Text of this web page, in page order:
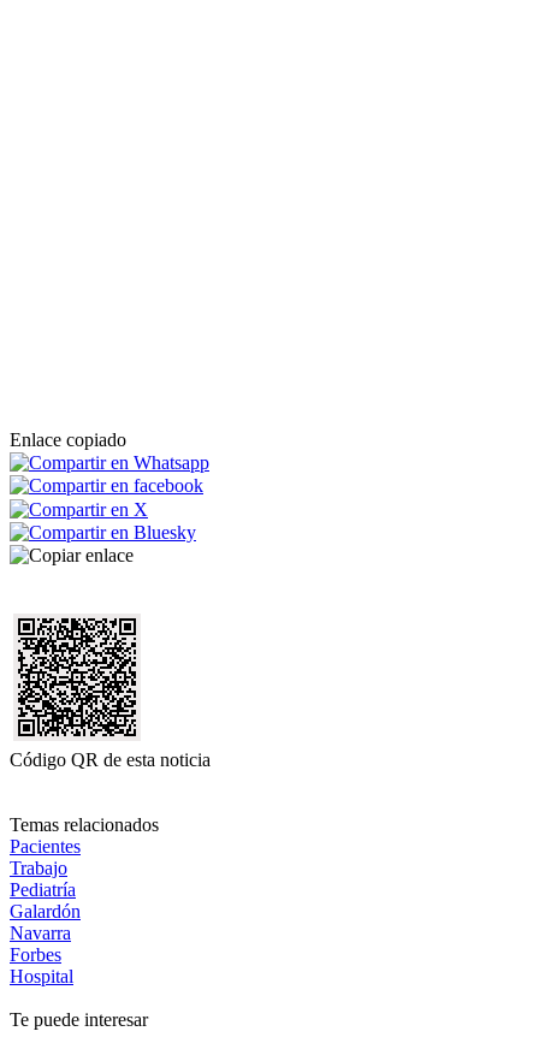
Enlace copiado
Código QR de esta noticia
Temas relacionados
Pacientes
Trabajo
Pediatría
Galardón
Navarra
Forbes
Hospital
Te puede interesar